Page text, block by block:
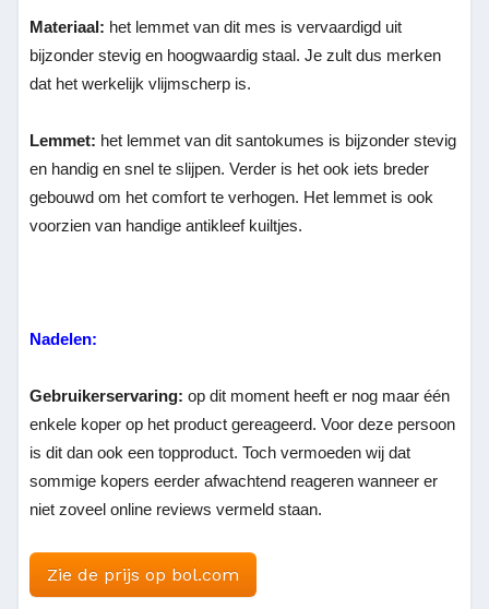
Materiaal: het lemmet van dit mes is vervaardigd uit
bijzonder stevig en hoogwaardig staal. Je zult dus merken
dat het werkelijk vlijmscherp is.
Lemmet: het lemmet van dit santokumes is bijzonder stevig
en handig en snel te slijpen. Verder is het ook iets breder
gebouwd om het comfort te verhogen. Het lemmet is ook
voorzien van handige antikleef kuiltjes.
Nadelen:
Gebruikerservaring:op dit moment heeft er nog maar één
enkele koper op het product gereageerd. Voor deze persoon
is dit dan ook een topproduct. Toch vermoeden wij dat
sommige kopers eerder afwachtend reageren wanneer er
niet zoveel online reviews vermeld staan.
Zie de prijs op bol.com